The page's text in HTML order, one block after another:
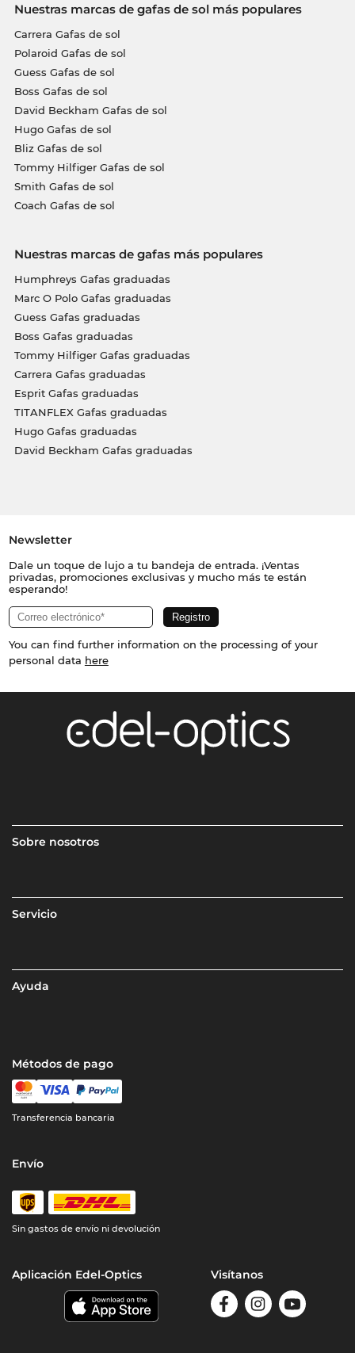
Nuestras marcas de gafas de sol más populares
Carrera Gafas de sol
Polaroid Gafas de sol
Guess Gafas de sol
Boss Gafas de sol
David Beckham Gafas de sol
Hugo Gafas de sol
Bliz Gafas de sol
Tommy Hilfiger Gafas de sol
Smith Gafas de sol
Coach Gafas de sol
Nuestras marcas de gafas más populares
Humphreys Gafas graduadas
Marc O Polo Gafas graduadas
Guess Gafas graduadas
Boss Gafas graduadas
Tommy Hilfiger Gafas graduadas
Carrera Gafas graduadas
Esprit Gafas graduadas
TITANFLEX Gafas graduadas
Hugo Gafas graduadas
David Beckham Gafas graduadas
Newsletter
Dale un toque de lujo a tu bandeja de entrada. ¡Ventas
privadas, promociones exclusivas y mucho más te están
esperando!
You can find further information on the processing of your
personal data here
Sobre nosotros
Servicio
Ayuda
Métodos de pago
Transferencia bancaria
Envío
Sin gastos de envío ni devolución
Aplicación Edel-Optics Visítanos